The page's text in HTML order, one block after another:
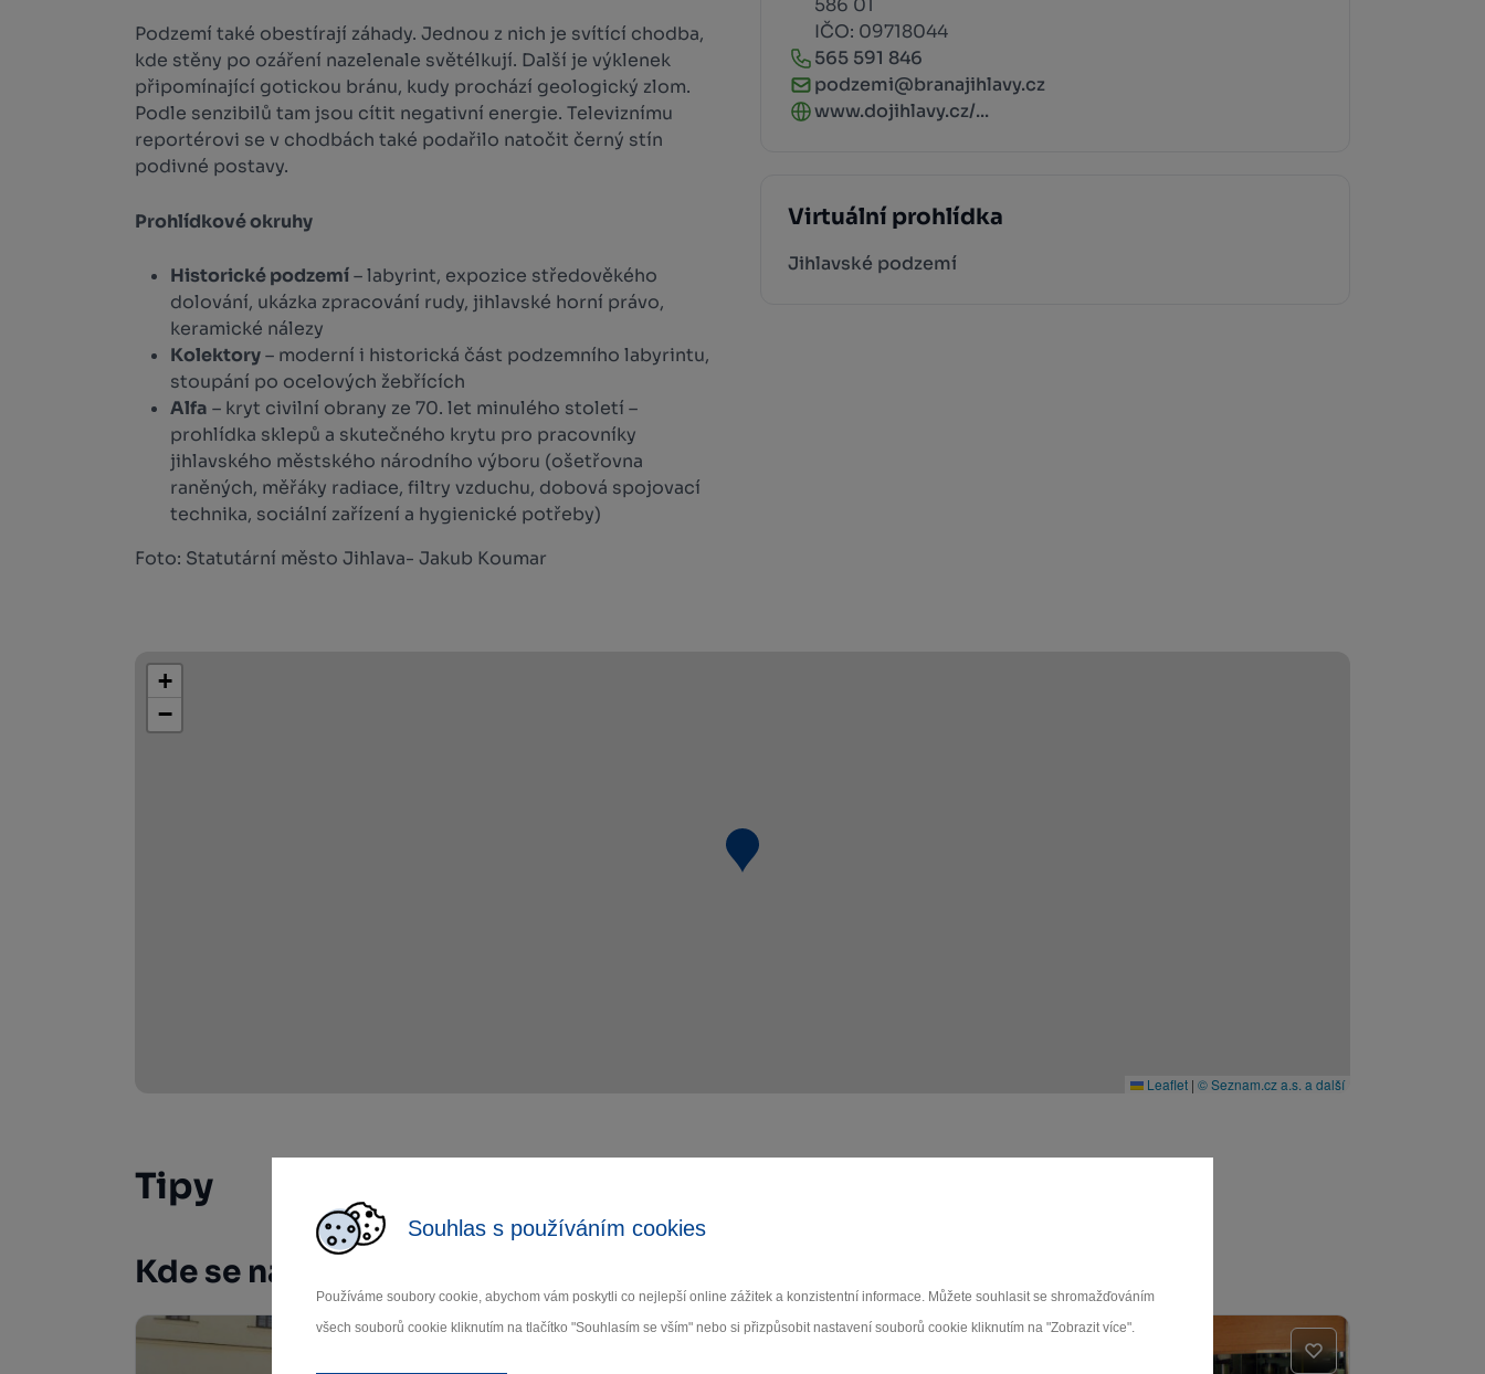
Souhlas s používáním cookies
Používáme soubory cookie, abychom vám poskytli co nejlepší online zážitek a konzistentní informace. Můžete souhlasit se shromažďováním
všech souborů cookie kliknutím na tlačítko "Souhlasím se vším" nebo si přizpůsobit nastavení souborů cookie kliknutím na "Zobrazit více".
586 01
IČO: 09718044
565 591 846
podzemi@branajihlavy.cz
www.dojihlavy.cz/...
Virtuální prohlídka
Jihlavské podzemí
Podzemí také obestírají záhady. Jednou z nich je svítící chodba,
kde stěny po ozáření nazelenale světélkují. Další je výklenek
připomínající gotickou bránu, kudy prochází geologický zlom.
Podle senzibilů tam jsou cítit negativní energie. Televiznímu
reportérovi se v chodbách také podařilo natočit černý stín
podivné postavy.
Prohlídkové okruhy
Historické podzemí– labyrint, expozice středověkého
dolování, ukázka zpracování rudy, jihlavské horní právo,
keramické nálezy
Kolektory– moderní i historická část podzemního labyrintu,
stoupání po ocelových žebřících
Alfa – kryt civilní obrany ze 70. let minulého století –
prohlídka sklepů a skutečného krytu pro pracovníky
jihlavského městského národního výboru (ošetřovna
raněných, měřáky radiace, filtry vzduchu, dobová spojovací
technika, sociální zařízení a hygienické potřeby)
Foto: Statutární město Jihlava- Jakub Koumar
+
−
Leaflet | © Seznam.cz a.s. a další
Tipy
Kde se najíst